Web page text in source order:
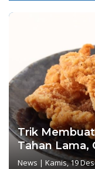
Trik
Tahan Lama,
News | Kamis, 19